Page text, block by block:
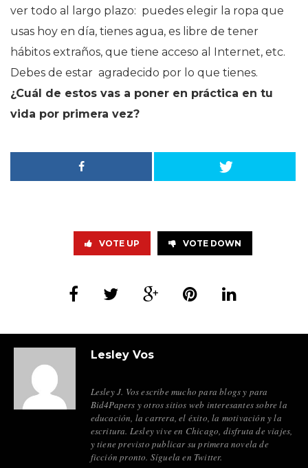
ver todo al largo plazo: puedes elegir la ropa que
usas hoy en día, tienes agua, es libre de tener
hábitos extraños, que tiene acceso al Internet, etc.
Debes de estar agradecido por lo que tienes.
¿Cuál de estos vas a poner en práctica en tu
vida por primera vez?
VOTE UP VOTE DOWN
Lesley Vos
Lesley J. Vos escribe mucho para blogs y para
Bid4Papers y otros sitios web interesantes sobre la
educación, la carrera, el éxito, la motivación y la
escritura. Lesley vive en Chicago, disfruta de viajes,
y tiene previsto publicar su primera novela de
ficción pronto. Síguela en Twitter.